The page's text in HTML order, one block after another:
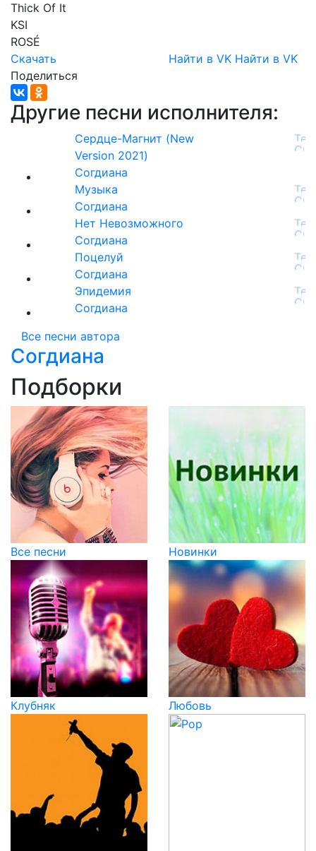
Thick Of It
KSI
ROSÉ
Скачать
Найти в VK Найти в VK
Поделиться
Другие песни исполнителя:
Сердце-Магнит (New
Version 2021)
Согдиана
Музыка
Согдиана
Нет Невозможного
Согдиана
Поцелуй
Согдиана
Эпидемия
Согдиана
Все песни автора
Согдиана
Подборки
Все песни Новинки
Клубняк Любовь